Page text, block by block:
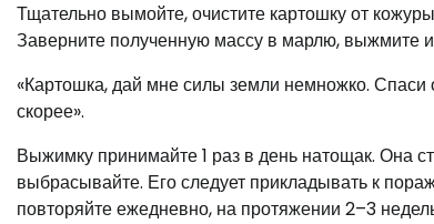
Тщательно вымойте, очистите картошку от
Заверните полученную массу в марлю, выжмите
«Картошка, дай мне силы земли немножко. Спаси
скорее».
Выжимку принимайте 1 раз в день натощак. Она
выбрасывайте. Его следует прикладывать к
повторяйте ежедневно, на протяжении 2–3